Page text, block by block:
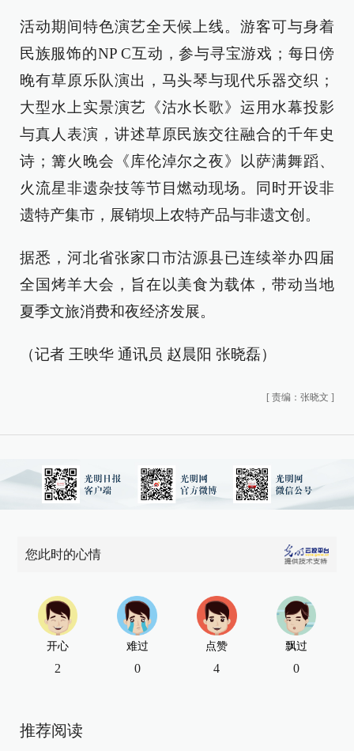
活动期间特色演艺全天候上线。游客可与身着
民族服饰的NP C互动，参与寻宝游戏；每日傍
晚有草原乐队演出，马头琴与现代乐器交织；
大型水上实景演艺《沽水长歌》运用水幕投影
与真人表演，讲述草原民族交往融合的千年史
诗；篝火晚会《库伦淖尔之夜》以萨满舞蹈、
火流星非遗杂技等节目燃动现场。同时开设非
遗特产集市，展销坝上农特产品与非遗文创。
据悉，河北省张家口市沽源县已连续举办四届
全国烤羊大会，旨在以美食为载体，带动当地
夏季文旅消费和夜经济发展。
（记者 王映华 通讯员 赵晨阳 张晓磊）
[ 责编：张晓文 ]
您此时的心情
开心
2
难过
0
点赞
4
飘过
0
推荐阅读